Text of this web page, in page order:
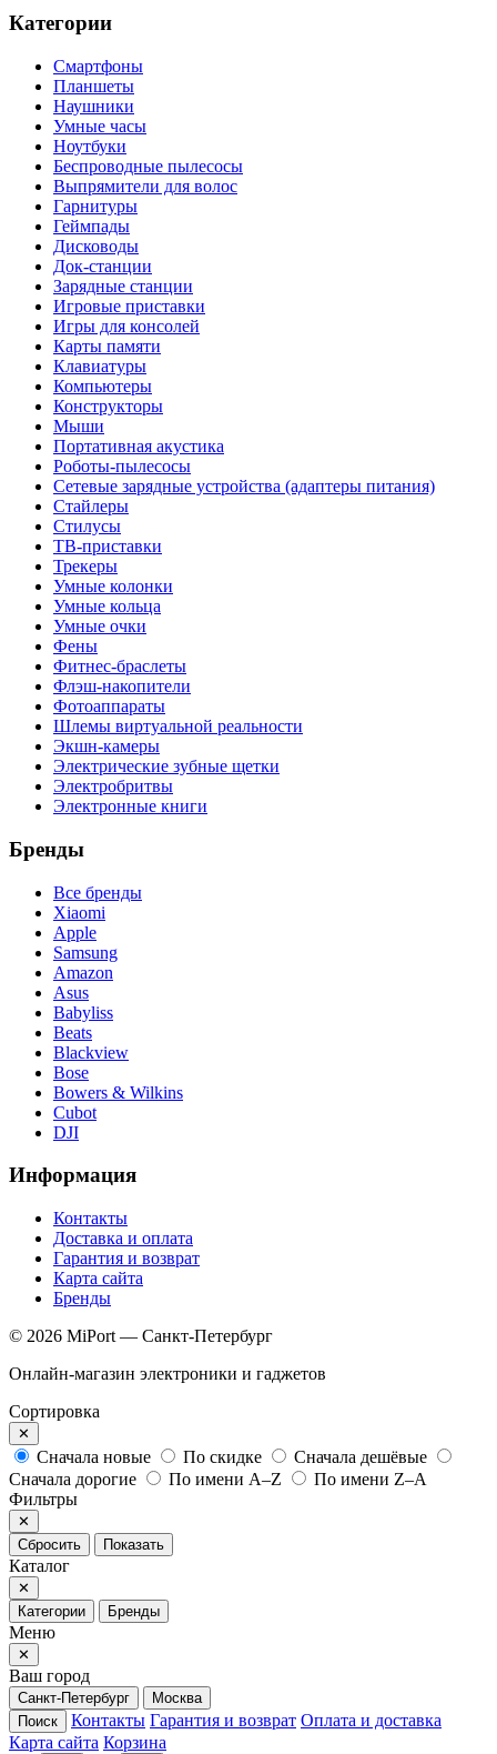
Категории
Смартфоны
Планшеты
Наушники
Умные часы
Ноутбуки
Беспроводные пылесосы
Выпрямители для волос
Гарнитуры
Геймпады
Дисководы
Док-станции
Зарядные станции
Игровые приставки
Игры для консолей
Карты памяти
Клавиатуры
Компьютеры
Конструкторы
Мыши
Портативная акустика
Роботы-пылесосы
Сетевые зарядные устройства (адаптеры питания)
Стайлеры
Стилусы
ТВ-приставки
Трекеры
Умные колонки
Умные кольца
Умные очки
Фены
Фитнес-браслеты
Флэш-накопители
Фотоаппараты
Шлемы виртуальной реальности
Экшн-камеры
Электрические зубные щетки
Электробритвы
Электронные книги
Бренды
Все бренды
Xiaomi
Apple
Samsung
Amazon
Asus
Babyliss
Beats
Blackview
Bose
Bowers & Wilkins
Cubot
DJI
Информация
Контакты
Доставка и оплата
Гарантия и возврат
Карта сайта
Бренды
© 2026 MiPort — Санкт-Петербург
Онлайн-магазин электроники и гаджетов
Сортировка
✕
Сначала новые По скидке
Сначала дешёвые
Сначала дорогие
По имени A–Z
По имени Z–A
Фильтры
✕
Сбросить
Показать
Каталог
✕
Категории
Бренды
Меню
✕
Ваш город
Санкт-Петербург
Москва
Поиск
Контакты Гарантия и возврат Оплата и доставка
Карта сайта Корзина